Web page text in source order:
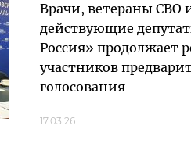
Врачи, ветераны СВО
действующие
Россия» продолжает
участников
голосования
17.03.26